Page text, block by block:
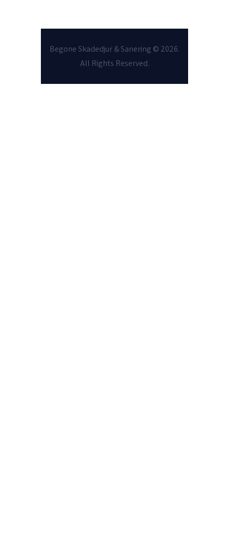
Begone Skadedjur & Sanering © 2026.
All Rights Reserved.